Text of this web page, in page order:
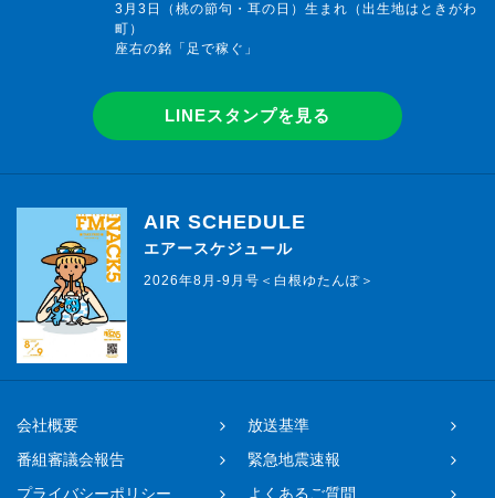
3月3日（桃の節句・耳の日）生まれ（出生地はときがわ
町）
座右の銘「足で稼ぐ」
LINEスタンプを見る
AIR SCHEDULE
エアースケジュール
2026年8月-9月号＜白根ゆたんぽ＞
会社概要
放送基準
番組審議会報告
緊急地震速報
プライバシーポリシー
よくあるご質問